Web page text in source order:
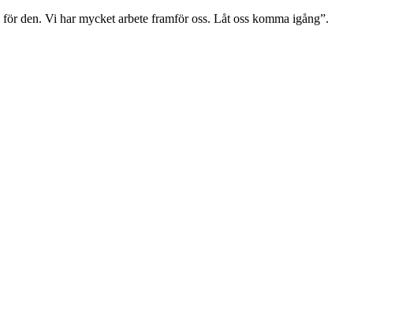
den. Vi har mycket arbete framför oss. Låt oss komma igång”.